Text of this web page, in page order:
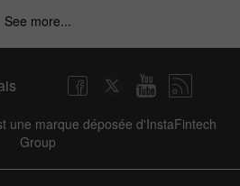
See more...
une marque déposée d'InstaFintech
Group